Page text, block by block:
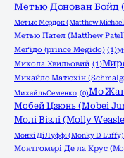
Метью Донован Бойд
Метью Мердок (Matthew
Метью Пател (Matthew
Меґідо (prince Megido) (1)
Микола Хвильовий (1)
Михайло Матюхін
Михайль Семенко (0)Мо
Мобей Цзюнь (Mobei
Молі Візлі (Molly
Монкі Ді Луффі (Monky D. Luffy)
Монтгомері Де ла Крус